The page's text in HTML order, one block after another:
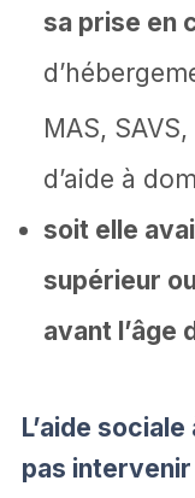
sa prise en
MAS,
d’aide à
soit elle
supérieur
avant l’âge
L’aide
pas intervenir